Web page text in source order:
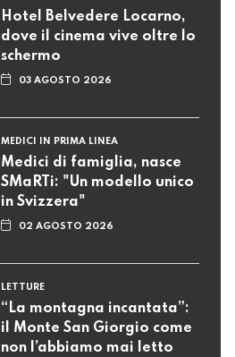
Hotel Belvedere Locarno,
dove il cinema vive oltre lo
schermo
03 AGOSTO 2026
MEDICI IN PRIMA LINEA
Medici di famiglia, nasce
SMaRTi: "Un modello unico
in Svizzera"
02 AGOSTO 2026
LETTURE
“La montagna incantata”:
il Monte San Giorgio come
non l’abbiamo mai letto